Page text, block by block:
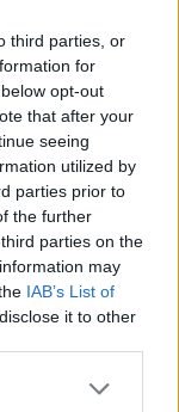
third parties, or
for
opt-out
that after your
seeing
utilized by
parties prior to
the further
parties on the
may
IAB’s List of
it to other
iesaka pāru
ļoti gatavs
ir risks –
sievieti.
to izvērtēt?
uz individuālu
vienatnē,
tiek uzceltas